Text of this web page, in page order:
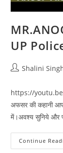
UP
PostShalini
https://youtu.be/
अफसर की कहानी
में।अवश्य सुनिये और
Continue